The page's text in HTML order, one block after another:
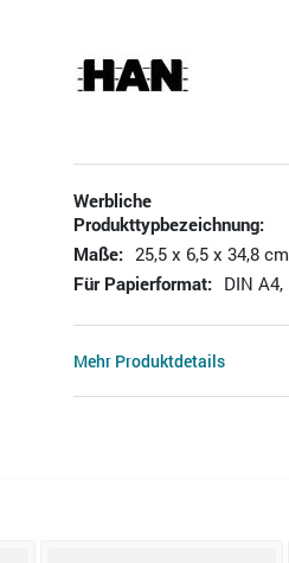
Werbliche
Produkttypbezeichnung:
Maße: 25,5 x 6,5 x 34,8
Für Papierformat: DIN A4,
Mehr Produktdetails